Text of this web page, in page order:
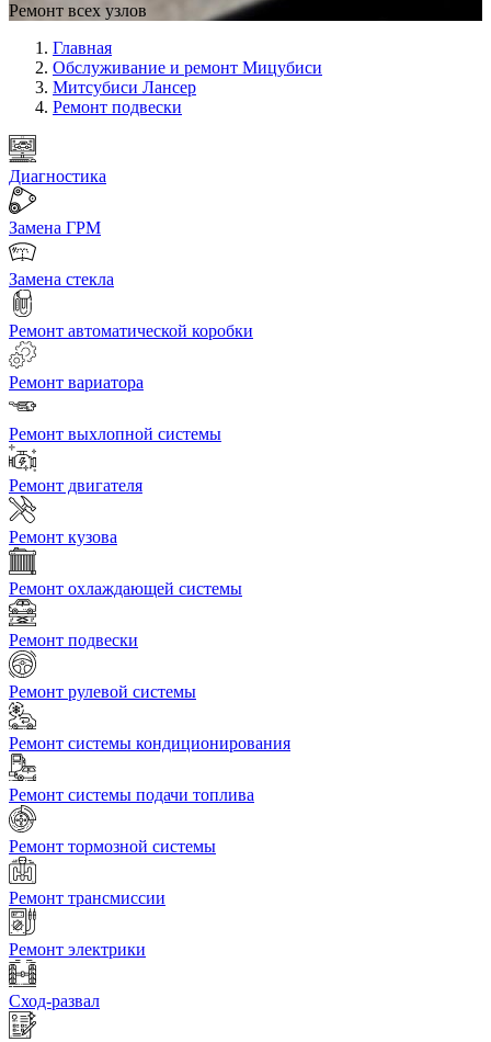
Ремонт всех узлов
Главная
Обслуживание и ремонт Мицубиси
Митсубиси Лансер
Ремонт подвески
Диагностика
Замена ГРМ
Замена стекла
Ремонт автоматической коробки
Ремонт вариатора
Ремонт выхлопной системы
Ремонт двигателя
Ремонт кузова
Ремонт охлаждающей системы
Ремонт подвески
Ремонт рулевой системы
Ремонт системы кондиционирования
Ремонт системы подачи топлива
Ремонт тормозной системы
Ремонт трансмиссии
Ремонт электрики
Сход-развал